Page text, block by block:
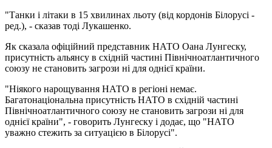
"Танки і літаки в 15 хвилинах льоту (від кордонів Білорусі -
ред.), - сказав тоді Лукашенко.
Як сказала офіційний представник НАТО Оана Лунгеску,
присутність альянсу в східній частині Північноатлантичного
союзу не становить загрози ні для однієї країни.
"Ніякого нарощування НАТО в регіоні немає.
Багатонаціональна присутність НАТО в східній частині
Північноатлантичного союзу не становить загрози ні для
однієї країни", - говорить Лунгеску і додає, що "НАТО
уважно стежить за ситуацією в Білорусі".